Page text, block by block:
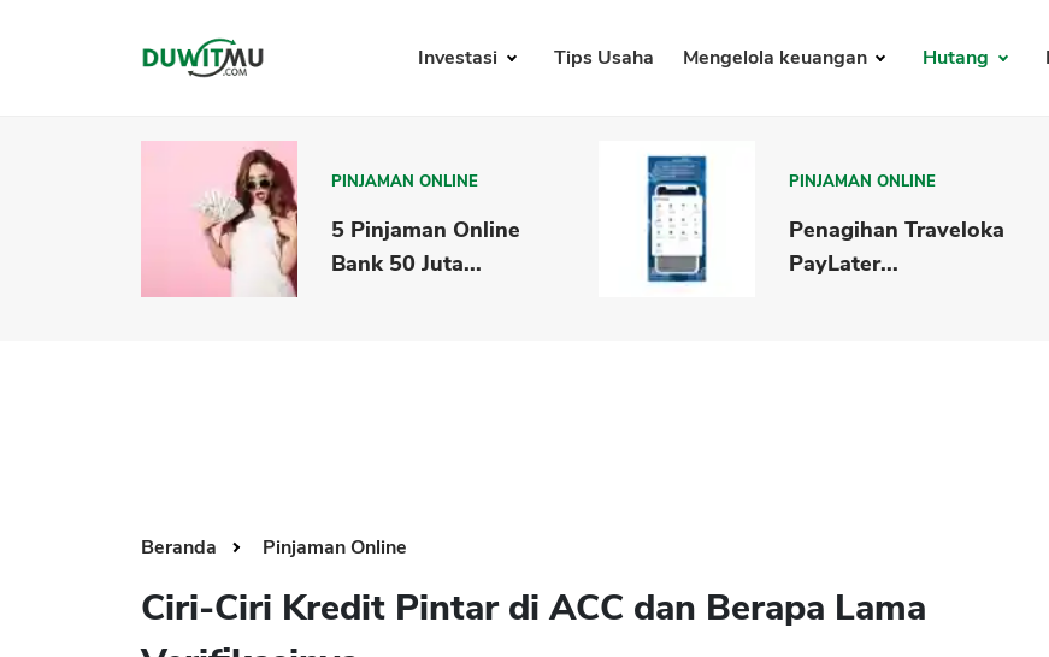
Investasi Tips Usaha Mengelola keuangan Hutang
PINJAMAN ONLINE
5 Pinjaman Online
Bank 50 Juta...
PINJAMAN ONLINE
Penagihan Traveloka
PayLater...
Beranda Pinjaman Online
Ciri-Ciri Kredit Pintar di ACC dan Berapa Lama